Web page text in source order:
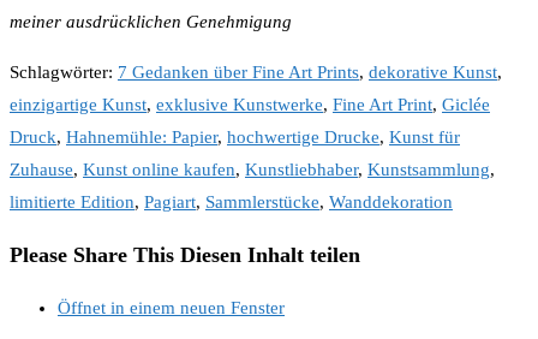
meiner ausdrücklichen Genehmigung
Schlagwörter: 7 Gedanken über Fine Art Prints, dekorative Kunst,
einzigartige Kunst, exklusive Kunstwerke, Fine Art Print, Giclée
Druck, Hahnemühle: Papier, hochwertige Drucke, Kunst für
Zuhause, Kunst online kaufen, Kunstliebhaber, Kunstsammlung,
limitierte Edition, Pagiart, Sammlerstücke, Wanddekoration
Please Share This Diesen Inhalt teilen
Öffnet in einem neuen Fenster